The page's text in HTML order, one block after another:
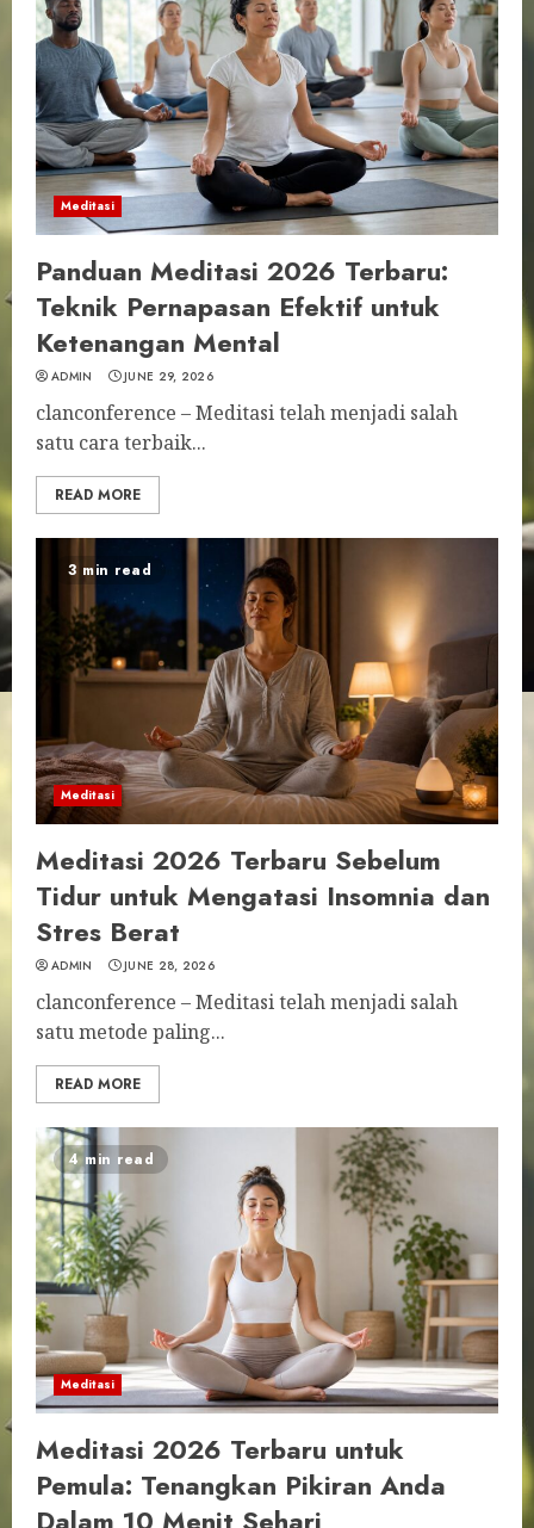
Meditasi
Panduan Meditasi 2026 Terbaru:
Teknik Pernapasan Efektif untuk
Ketenangan Mental
ADMIN JUNE 29, 2026
clanconference – Meditasi telah menjadi salah
satu cara terbaik...
READ MORE
3 min read
Meditasi
Meditasi 2026 Terbaru Sebelum
Tidur untuk Mengatasi Insomnia dan
Stres Berat
ADMIN JUNE 28, 2026
clanconference – Meditasi telah menjadi salah
satu metode paling...
READ MORE
4 min read
Meditasi
Meditasi 2026 Terbaru untuk
Pemula: Tenangkan Pikiran Anda